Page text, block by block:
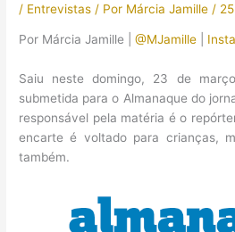
/ Entrevistas / Por Márcia Jamille /
Por Márcia Jamille |@MJamille
Saiu neste domingo, 23 de
submetida para o Almanaque do
responsável pela matéria é o
encarte é voltado para crianças,
também.